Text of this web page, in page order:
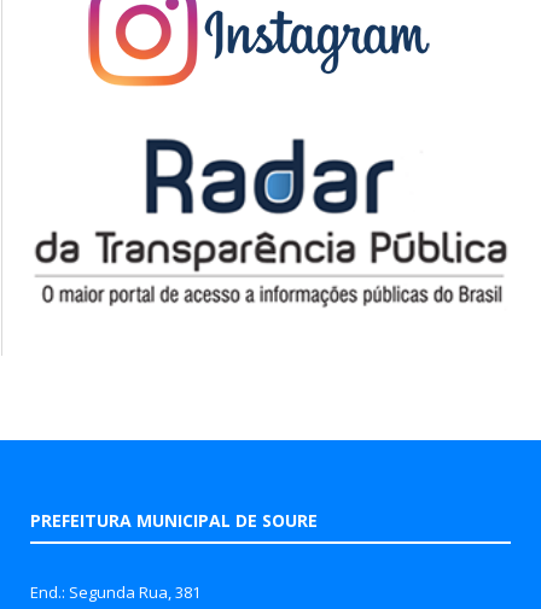
PREFEITURA MUNICIPAL DE SOURE
End.: Segunda Rua, 381